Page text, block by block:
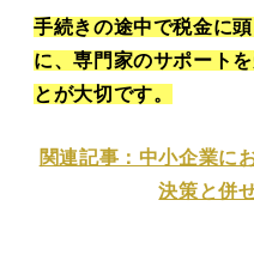
手続きの途中で税金に
に、専門家のサポート
とが大切です。
関連記事：中小企業に
決策と併